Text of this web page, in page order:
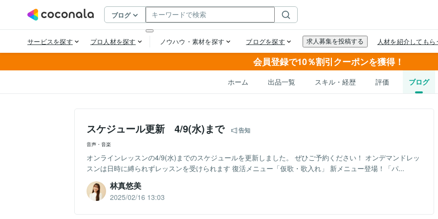
会員登録で10％割引クーポンを獲得！
ホーム 出品一覧 スキル・経歴 評価 ブログ
スケジュール更新 4/9(水)まで 告知
音声・音楽
オンラインレッスンの4/9(水)までのスケジュールを更新しました。 ぜひご予約ください！ オンデマンドレッ
スンは日時に縛られずレッスンを受けられます 復活メニュー「仮歌・歌入れ」 新メニュー登場！「パ...
林真悠美
2025/02/16 13:03